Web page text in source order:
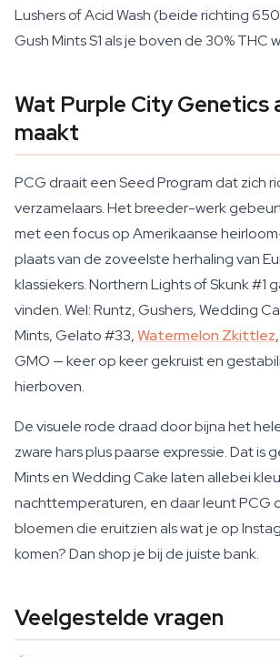
Lushers of Acid Wash (beide richting
Gush Mints S1 als je boven de 30% THC
Wat Purple City Genetics
maakt
PCG draait een Seed Program dat zich
verzamelaars. Het breeder-werk
met een focus op Amerikaanse
plaats van de zoveelste herhaling van
klassiekers. Northern Lights of Skunk #1
vinden. Wel: Runtz, Gushers, Wedding
Mints, Gelato #33,Watermelon Zkittlez
GMO — keer op keer gekruist en
hierboven.
De visuele rode draad door bijna het
zware hars plus paarse expressie. Dat is
Mints en Wedding Cake laten allebei
nachttemperaturen, en daar leunt PCG
bloemen die eruitzien als wat je op
komen? Dan shop je bij de juiste bank.
Veelgestelde vragen